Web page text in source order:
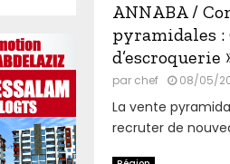
ANNABA /
pyramidales :
d’escroquerie
par chef 08/05/
La vente
recruter de